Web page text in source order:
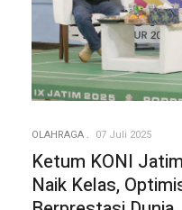
OLAHRAGA 07 Juli 2025
Ketum KONI
Naik Kelas,